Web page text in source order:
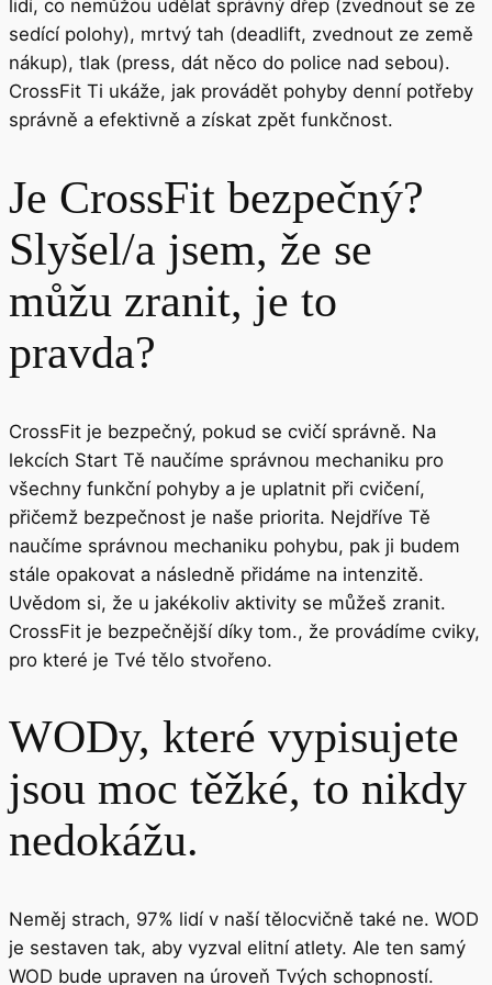
lidí, co nemůžou udělat správný dřep (zvednout se ze
sedící polohy), mrtvý tah (deadlift, zvednout ze země
nákup), tlak (press, dát něco do police nad sebou).
CrossFit Ti ukáže, jak provádět pohyby denní potřeby
správně a efektivně a získat zpět funkčnost.
Je CrossFit bezpečný?
Slyšel/a jsem, že se
můžu zranit, je to
pravda?
CrossFit je bezpečný, pokud se cvičí správně. Na
lekcích Start Tě naučíme správnou mechaniku pro
všechny funkční pohyby a je uplatnit při cvičení,
přičemž bezpečnost je naše priorita. Nejdříve Tě
naučíme správnou mechaniku pohybu, pak ji budem
stále opakovat a následně přidáme na intenzitě.
Uvědom si, že u jakékoliv aktivity se můžeš zranit.
CrossFit je bezpečnější díky tom., že provádíme cviky,
pro které je Tvé tělo stvořeno.
WODy, které vypisujete
jsou moc těžké, to nikdy
nedokážu.
Neměj strach, 97% lidí v naší tělocvičně také ne. WOD
je sestaven tak, aby vyzval elitní atlety. Ale ten samý
WOD bude upraven na úroveň Tvých schopností.